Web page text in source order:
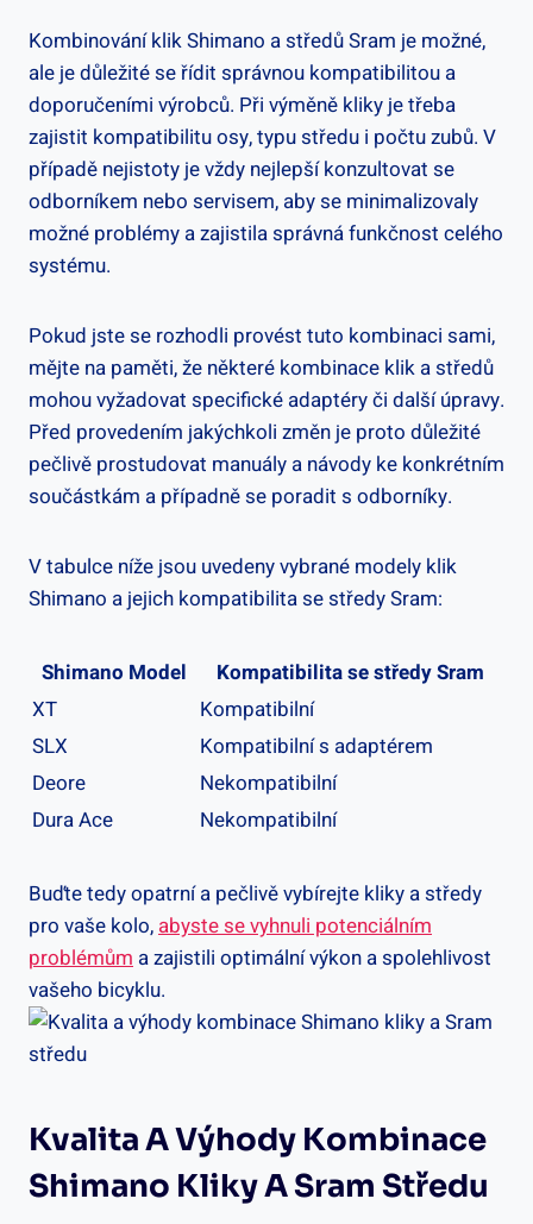
Kombinování klik Shimano a⁤ středů Sram je možné,
ale ⁢je ​důležité se ⁣řídit⁢ správnou kompatibilitou a⁢
doporučeními výrobců. Při‍ výměně ‍kliky je ‌třeba⁣
zajistit kompatibilitu​ osy, typu středu i počtu ​zubů. V
případě nejistoty‍ je⁣ vždy nejlepší konzultovat se
odborníkem⁢ nebo​ servisem, aby‍ se minimalizovaly
možné‍ problémy a zajistila správná funkčnost celého
systému.
Pokud⁢ jste se rozhodli provést tuto⁣ kombinaci‌ sami,
⁢mějte na‌ paměti,⁢ že některé kombinace klik a středů
mohou vyžadovat specifické adaptéry​ či ‍další​ úpravy.
‍Před provedením‍ jakýchkoli ⁣změn je proto důležité
pečlivě‌ prostudovat⁤ manuály a⁣ návody ke konkrétním
součástkám a ⁤případně ‌se ‌poradit s odborníky.
V‌ tabulce níže jsou uvedeny vybrané modely klik‍
Shimano ‍a jejich kompatibilita se středy Sram:
Shimano Model
Kompatibilita se středy Sram
XT
Kompatibilní
SLX
Kompatibilní‍ s adaptérem
Deore
Nekompatibilní
Dura Ace
Nekompatibilní
Buďte tedy⁤ opatrní a pečlivě vybírejte kliky​ a středy
pro vaše kolo, abyste se⁣ vyhnuli potenciálním
problémům a zajistili​ optimální výkon a spolehlivost
vašeho bicyklu.
Kvalita A Výhody ⁣kombinace
Shimano Kliky A Sram Středu